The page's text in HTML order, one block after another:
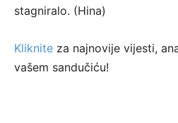
stagniralo. (Hina)
Kliknite za najnovije vijesti,
vašem sandučiću!